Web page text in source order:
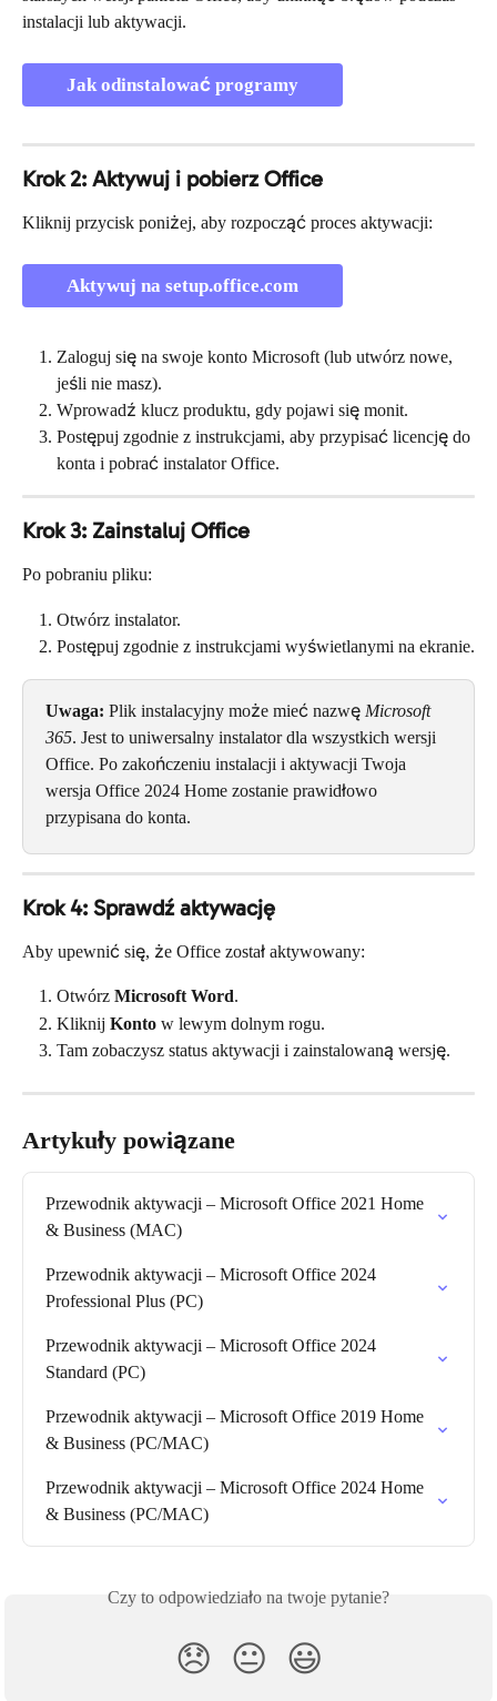
instalacji lub aktywacji.
Jak odinstalować programy
Krok 2: Aktywuj i pobierz Office
Kliknij przycisk poniżej, aby rozpocząć proces aktywacji:
Aktywuj na setup.office.com
Zaloguj się na swoje konto Microsoft (lub utwórz nowe,
jeśli nie masz).
Wprowadź klucz produktu, gdy pojawi się monit.
Postępuj zgodnie z instrukcjami, aby przypisać licencję do
konta i pobrać instalator Office.
Krok 3: Zainstaluj Office
Po pobraniu pliku:
Otwórz instalator.
Postępuj zgodnie z instrukcjami wyświetlanymi na ekranie.
Uwaga: Plik instalacyjny może mieć nazwę Microsoft
365. Jest to uniwersalny instalator dla wszystkich wersji
Office. Po zakończeniu instalacji i aktywacji Twoja
wersja Office 2024 Home zostanie prawidłowo
przypisana do konta.
Krok 4: Sprawdź aktywację
Aby upewnić się, że Office został aktywowany:
Otwórz Microsoft Word.
Kliknij Konto w lewym dolnym rogu.
Tam zobaczysz status aktywacji i zainstalowaną wersję.
Artykuły powiązane
Przewodnik aktywacji – Microsoft Office 2021 Home
& Business (MAC)
Przewodnik aktywacji – Microsoft Office 2024
Professional Plus (PC)
Przewodnik aktywacji – Microsoft Office 2024
Standard (PC)
Przewodnik aktywacji – Microsoft Office 2019 Home
& Business (PC/MAC)
Przewodnik aktywacji – Microsoft Office 2024 Home
& Business (PC/MAC)
Czy to odpowiedziało na twoje pytanie?
😞 😐 😃